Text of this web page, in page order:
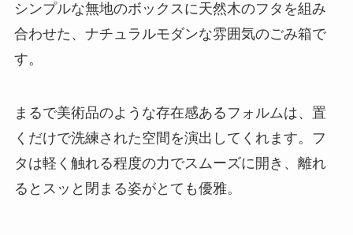
シンプルな無地のボックスに天然木のフタを組み
合わせた、ナチュラルモダンな雰囲気のごみ箱で
す。
まるで美術品のような存在感あるフォルムは、置
くだけで洗練された空間を演出してくれます。フ
タは軽く触れる程度の力でスムーズに開き、離れ
るとスッと閉まる姿がとても優雅。